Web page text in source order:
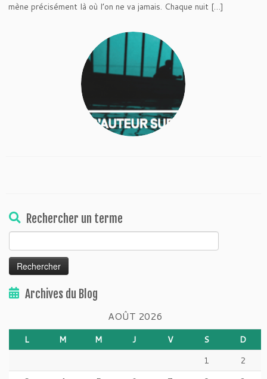
mène précisément là où l’on ne va jamais. Chaque nuit […]
Rechercher un terme
Archives du Blog
AOÛT 2026
L M M J V S
D
1
2